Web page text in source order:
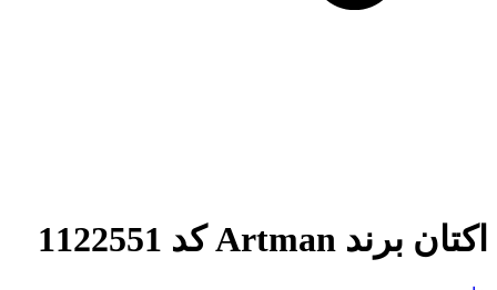
اکتان برند Artman کد 1122551